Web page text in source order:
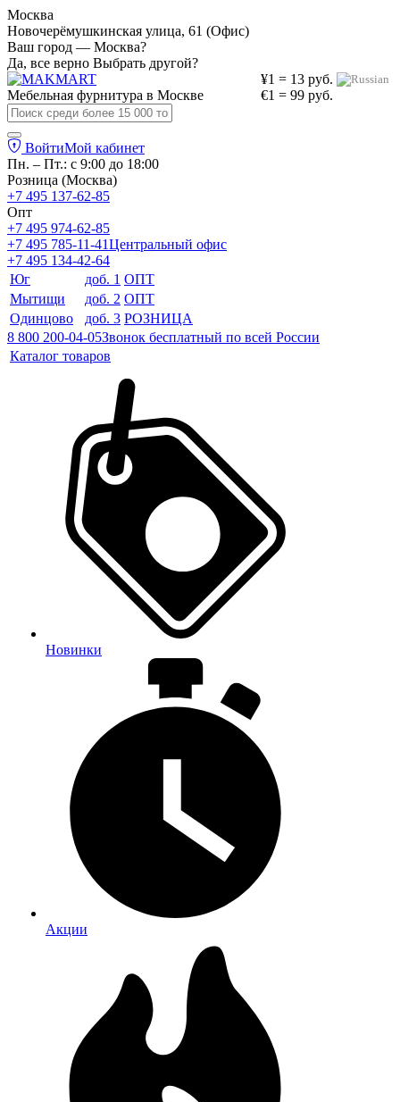
Москва
Новочерёмушкинская улица, 61 (Офис)
Ваш город — Москва?
Да, все верно Выбрать другой?
¥1 = 13 руб.
€1 = 99 руб.
Мебельная фурнитура в Москве
ВойтиМой кабинет
Пн. – Пт.: с 9:00 до 18:00
Розница (Москва)
+7 495 137-62-85
Опт
+7 495 974-62-85
+7 495 785-11-41Центральный офис
+7 495 134-42-64
Юг
доб. 1 ОПТ
Мытищи
доб. 2 ОПТ
Одинцово
доб. 3 РОЗНИЦА
8 800 200-04-05Звонок бесплатный по всей России
Каталог товаров
Новинки
Акции